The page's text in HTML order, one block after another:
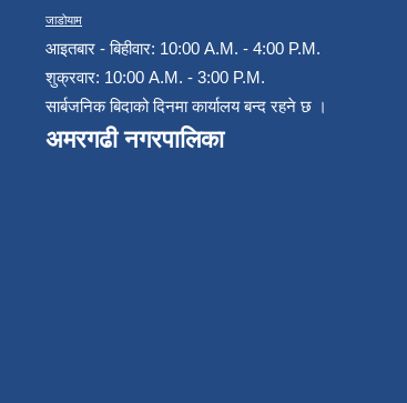
जाडोयाम
आइतबार - बिहीवार: 10:00 A.M. - 4:00 P.M.
शुक्रवार: 10:00 A.M. - 3:00 P.M.
सार्बजनिक बिदाको दिनमा कार्यालय बन्द रहने छ ।
अमरगढी नगरपालिका